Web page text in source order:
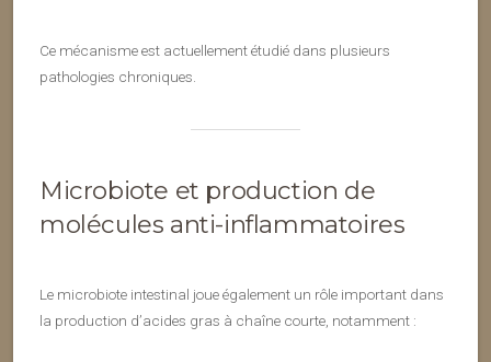
Ce mécanisme est actuellement étudié dans plusieurs
pathologies chroniques.
Microbiote et production de
molécules anti-inflammatoires
Le microbiote intestinal joue également un rôle important dans
la production d’acides gras à chaîne courte, notamment :